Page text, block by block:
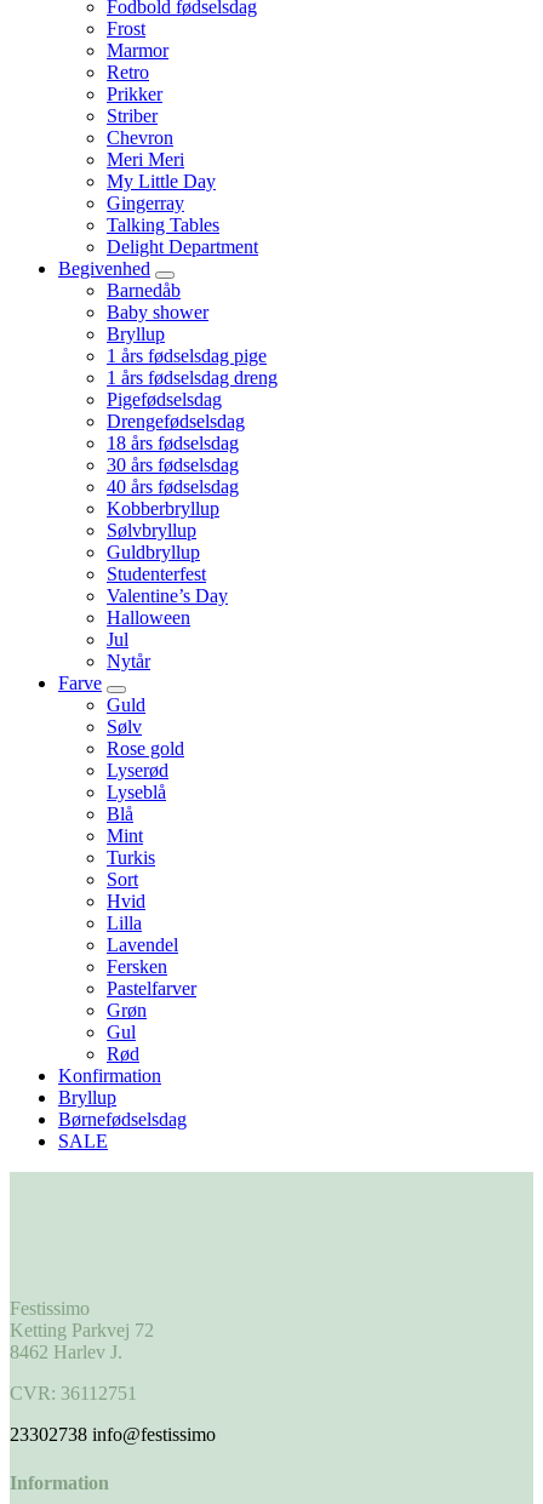
Fodbold fødselsdag
Frost
Marmor
Retro
Prikker
Striber
Chevron
Meri Meri
My Little Day
Gingerray
Talking Tables
Delight Department
Begivenhed
Barnedåb
Baby shower
Bryllup
1 års fødselsdag pige
1 års fødselsdag dreng
Pigefødselsdag
Drengefødselsdag
18 års fødselsdag
30 års fødselsdag
40 års fødselsdag
Kobberbryllup
Sølvbryllup
Guldbryllup
Studenterfest
Valentine’s Day
Halloween
Jul
Nytår
Farve
Guld
Sølv
Rose gold
Lyserød
Lyseblå
Blå
Mint
Turkis
Sort
Hvid
Lilla
Lavendel
Fersken
Pastelfarver
Grøn
Gul
Rød
Konfirmation
Bryllup
Børnefødselsdag
SALE
Festissimo
Ketting Parkvej 72
8462 Harlev J.
CVR: 36112751
23302738 info@festissimo
Information